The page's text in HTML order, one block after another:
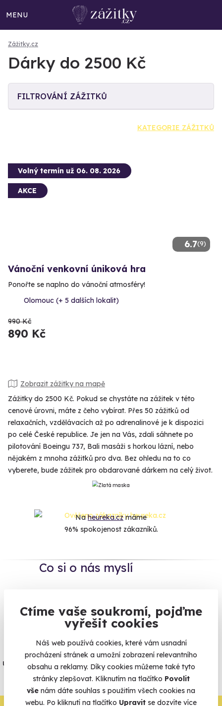
Ctíme vaše soukromí, pojďme
vyřešit cookies
Náš web používá cookies, které vám usnadní
procházení stránek a umožní zobrazení relevantního
obsahu a reklamy. Díky cookies můžeme také tyto
stránky zlepšovat. Kliknutím na tlačítko Povolit
vše nám dáte souhlas s použitím všech cookies na
webu. Po kliknutí na tlačítko Upravit se dozvíte více
MENU
Zážitky.cz
Dárky do 2500 Kč
FILTROVÁNÍ ZÁŽITKŮ
KATEGORIE ZÁŽITKŮ
6.7(9)
Volný termín už 06. 08. 2026
AKCE
Vánoční venkovní úniková hra
Ponořte se naplno do vánoční atmosféry!
Olomouc (+ 5 dalších lokalit)
990 Kč
890 Kč
Zobrazit zážitky na mapě
Zážitky do 2500 Kč. Pokud se chystáte na zážitek v této
cenové úrovni, máte z čeho vybírat. Přes 50 zážitků od
relaxačních, vzdělávacích až po adrenalinové je k dispozici
po celé České republice. Je jen na Vás, zdali sáhnete po
pilotování Boeingu 737, Bali masáži s horkou lázní, nebo
nějakém z mnoha zážitků pro dva. Bez ohledu na to co
vyberete, bude zážitek pro obdarované dárkem na celý život.
Naheureka.czmáme
96% spokojenost zákazníků.
Co si o nás myslí
Vše umíme pojistit
Jeden nikdy neví. Máme nejvyšší
úrazové pojištění z nabídky zážitkových
agentur.
Vše o pojištění